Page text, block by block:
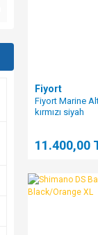
Fiyort
Fiyort Marine
kırmızı siyah
11.400,00